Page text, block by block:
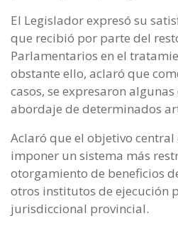
El Legislador expresó su
que recibió por parte del
Parlamentarios en el
obstante ello, aclaró que
casos, se expresaron
abordaje de determinados
Aclaró que el objetivo central
imponer un sistema más
otorgamiento de beneficios
otros institutos de ejecución
jurisdiccional provincial.